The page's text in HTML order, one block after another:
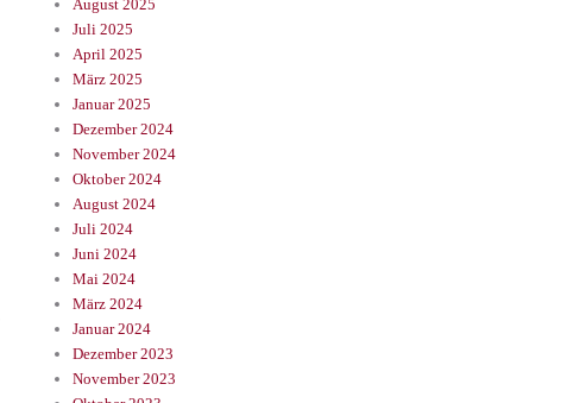
August 2025
Juli 2025
April 2025
März 2025
Januar 2025
Dezember 2024
November 2024
Oktober 2024
August 2024
Juli 2024
Juni 2024
Mai 2024
März 2024
Januar 2024
Dezember 2023
November 2023